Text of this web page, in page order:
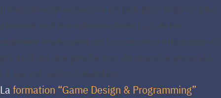
panel de connaissances un peu plus large et plus
étendue que les autres cursus. […] On est
vraiment impliqué dans l’expérience utilisateur du
jeu et dans une production de manière générale,
ce qui est assez rewardant.
La formation “Game Design & Programming”